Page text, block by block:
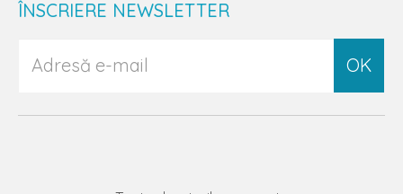
ÎNSCRIERE NEWSLETTER
OK